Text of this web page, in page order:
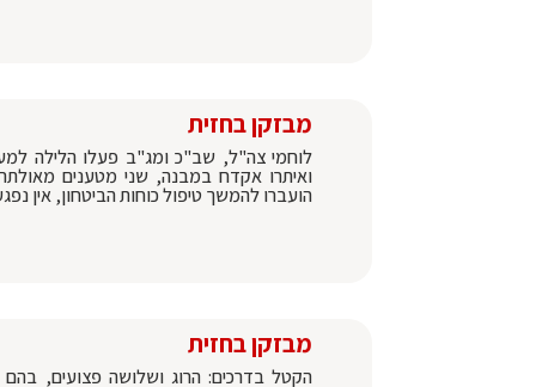
מבזקן בחזית
לוחמי צה"ל, שב"כ ומג"ב פעלו הלילה
ואיתרו אקדח במבנה, שני מטענים
הועברו להמשך טיפול כוחות הביטחון, אין
מבזקן בחזית